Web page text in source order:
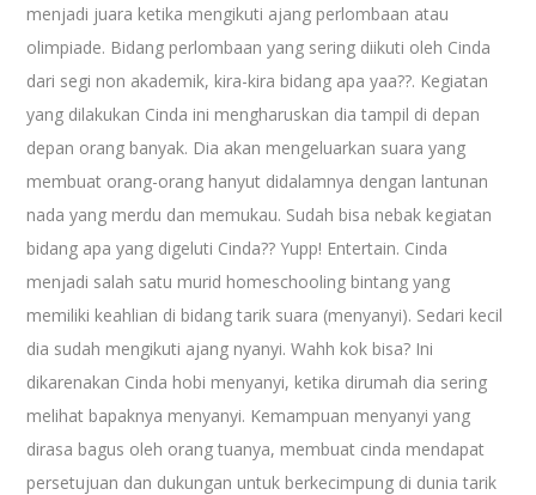
menjadi juara ketika mengikuti ajang perlombaan atau
olimpiade. Bidang perlombaan yang sering diikuti oleh Cinda
dari segi non akademik, kira-kira bidang apa yaa??. Kegiatan
yang dilakukan Cinda ini mengharuskan dia tampil di depan
depan orang banyak. Dia akan mengeluarkan suara yang
membuat orang-orang hanyut didalamnya dengan lantunan
nada yang merdu dan memukau. Sudah bisa nebak kegiatan
bidang apa yang digeluti Cinda?? Yupp! Entertain. Cinda
menjadi salah satu murid homeschooling bintang yang
memiliki keahlian di bidang tarik suara (menyanyi). Sedari kecil
dia sudah mengikuti ajang nyanyi. Wahh kok bisa? Ini
dikarenakan Cinda hobi menyanyi, ketika dirumah dia sering
melihat bapaknya menyanyi. Kemampuan menyanyi yang
dirasa bagus oleh orang tuanya, membuat cinda mendapat
persetujuan dan dukungan untuk berkecimpung di dunia tarik